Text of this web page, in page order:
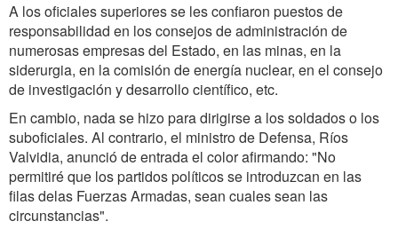
A los oficiales superiores se les confiaron puestos de
responsabilidad en los consejos de administración de
numerosas empresas del Estado, en las minas, en la
siderurgia, en la comisión de energía nuclear, en el consejo
de investigación y desarrollo científico, etc.
En cambio, nada se hizo para dirigirse a los soldados o los
suboficiales. Al contrario, el ministro de Defensa, Ríos
Valvidia, anunció de entrada el color afirmando: "No
permitiré que los partidos políticos se introduzcan en las
filas delas Fuerzas Armadas, sean cuales sean las
circunstancias".